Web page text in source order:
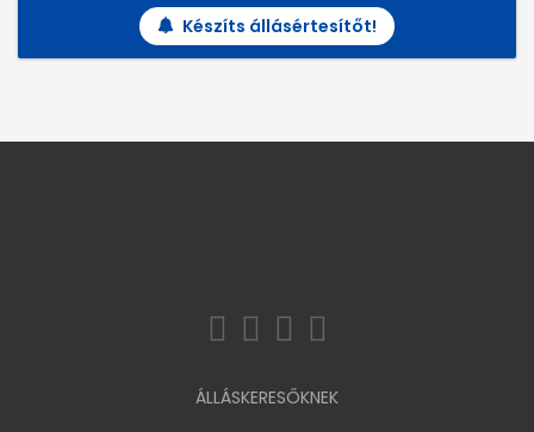
Készíts állásértesítőt!
ÁLLÁSKERESŐKNEK